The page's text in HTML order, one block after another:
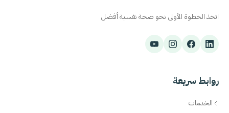
اتخذ الخطوة الأولى نحو صحة نفسية أفضل
روابط سريعة
الخدمات